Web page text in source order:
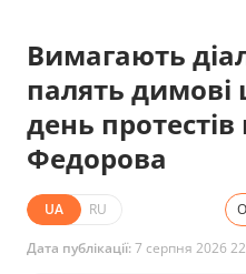
Вимагають
палять
день
Федорова
UA RU
Дата публікації:7 серпня 2026